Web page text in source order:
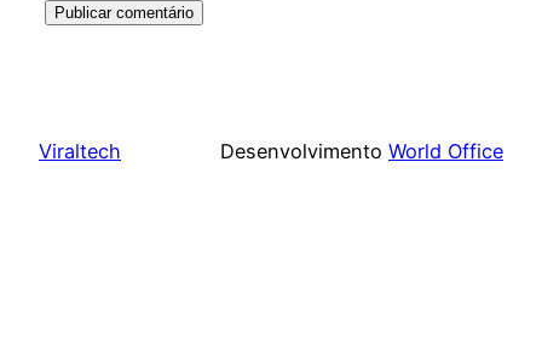
Viraltech Desenvolvimento World Office